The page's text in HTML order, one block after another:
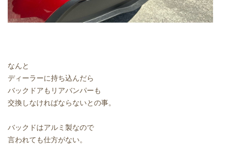
なんと
ディーラーに持ち込んだら
バックドアもリアバンパーも
交換しなければならないとの事。
バックドはアルミ製なので
言われても仕方がない。